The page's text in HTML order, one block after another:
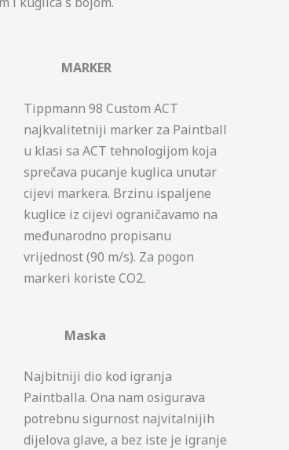
MARKER
Tippmann 98 Custom ACT
najkvalitetniji marker za Paintball
u klasi sa ACT tehnologijom koja
sprečava pucanje kuglica unutar
cijevi markera. Brzinu ispaljene
kuglice iz cijevi ograničavamo na
međunarodno propisanu
vrijednost (90 m/s). Za pogon
markeri koriste CO2.
Maska
Najbitniji dio kod igranja
Paintballa. Ona nam osigurava
potrebnu sigurnost najvitalnijih
dijelova glave, a bez iste je igranje